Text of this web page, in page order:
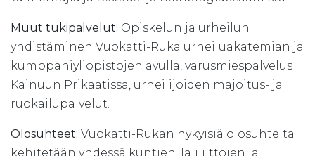
Muut tukipalvelut: Opiskelun ja urheilun
yhdistäminen Vuokatti-Ruka urheiluakatemian ja
kumppaniyliopistojen avulla, varusmiespalvelus
Kainuun Prikaatissa, urheilijoiden majoitus- ja
ruokailupalvelut.
Olosuhteet: Vuokatti-Rukan nykyisiä olosuhteita
kehitetään yhdessä kuntien, lajiliittojen ja